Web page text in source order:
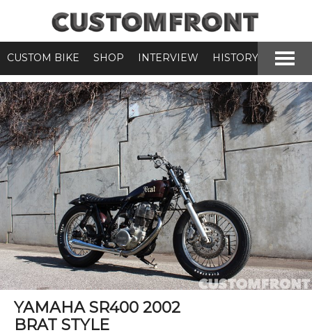
CUSTOM BIKE SHOP INTERVIEW HISTORY
YAMAHA SR400 2002
BRAT STYLE